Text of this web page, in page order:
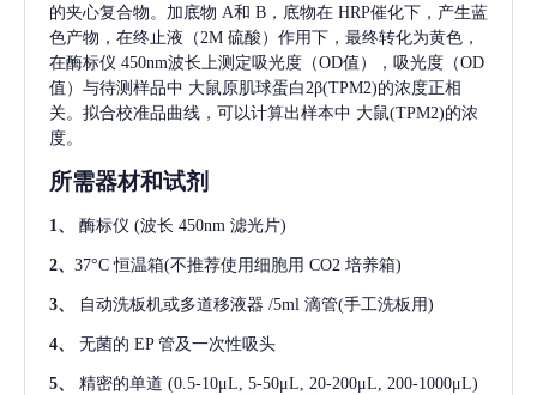
的夹心复合物。加底物 A和 B，底物在 HRP催化下，产生蓝
色产物，在终止液（2M 硫酸）作用下，最终转化为黄色，
在酶标仪 450nm波长上测定吸光度（OD值），吸光度（OD
值）与待测样品中 大鼠原肌球蛋白2β(TPM2)的浓度正相
关。拟合校准品曲线，可以计算出样本中 大鼠(TPM2)的浓
度。
所需器材和试剂
1、 酶标仪 (波长 450nm 滤光片)
2、 37°C 恒温箱(不推荐使用细胞用 CO2 培养箱)
3、 自动洗板机或多道移液器 /5ml 滴管(手工洗板用)
4、 无菌的 EP 管及一次性吸头
5、 精密的单道 (0.5-10μL, 5-50μL, 20-200μL, 200-1000μL)